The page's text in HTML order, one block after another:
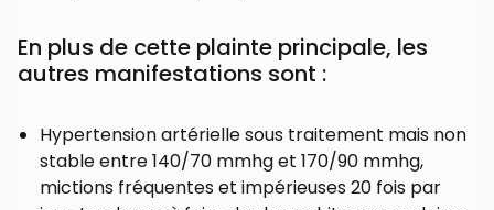
En plus de cette plainte principale, les
autres manifestations sont :
Hypertension artérielle sous traitement mais non
stable entre 140/70 mmhg et 170/90 mmhg,
mictions fréquentes et impérieuses 20 fois par